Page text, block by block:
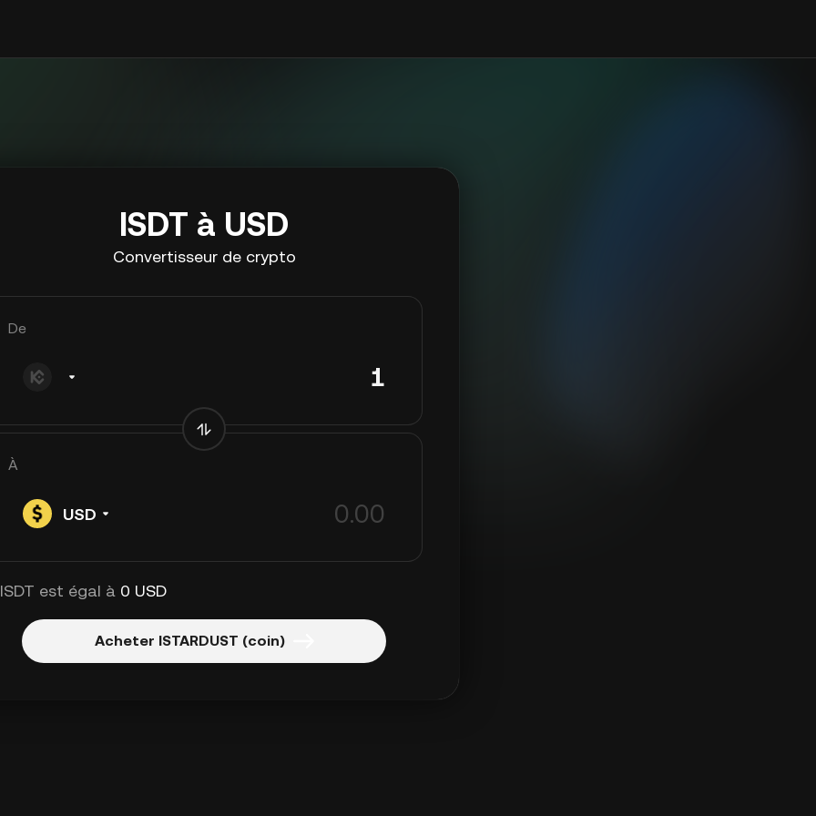
ISDT à USD
Convertisseur de crypto
De
À
USD
est égal à 0 USD
Acheter ISTARDUST (coin)